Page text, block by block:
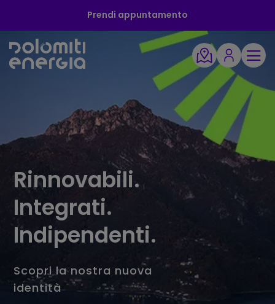
Prendi appuntamento
Rinnovabili.
Integrati.
Indipendenti.
Scopri la nostra nuova
identità
PRENDI APPUNTAMENTO